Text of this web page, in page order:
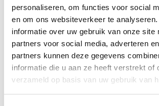
personaliseren, om functies voor social
en om ons websiteverkeer te
informatie over uw gebruik van onze site
partners voor social media, adverteren
partners kunnen deze gegevens
informatie die u aan ze heeft verstrekt of
verzameld op basis van uw gebruik van
Perceelopp.
201 m²
Starterswoningen (Bouwnr. 3)
Koopprijs
€ 420.000 v.o.n.
Woonopp.
114 m²
Perceelopp.
192 m²